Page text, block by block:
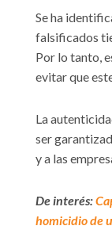
Se ha
falsificados
Por lo tanto,
evitar que
La
ser
y a las
De interés:
homicidio de